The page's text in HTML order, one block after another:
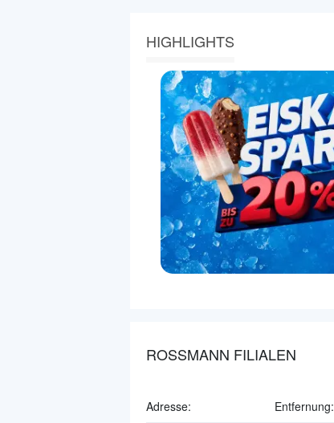
HIGHLIGHTS
ROSSMANN FILIALEN
Adresse: Entfernung: